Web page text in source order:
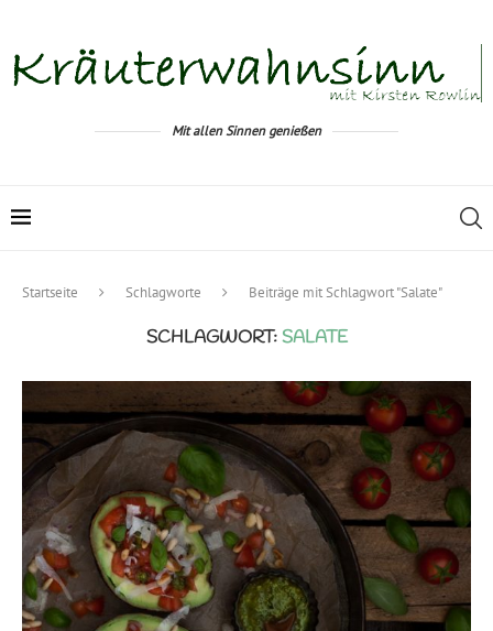
Mit allen Sinnen genießen
Startseite Schlagworte Beiträge mit Schlagwort "Salate"
SCHLAGWORT:SALATE